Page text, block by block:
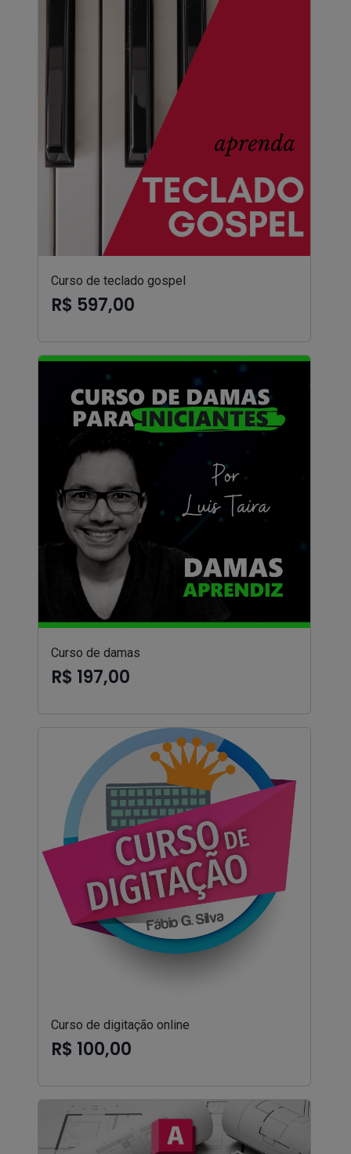
Curso de teclado gospel
R$ 597,00
Curso de damas
R$ 197,00
Curso de digitação online
R$ 100,00